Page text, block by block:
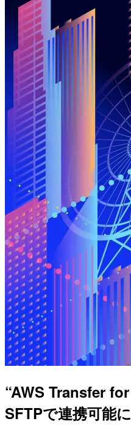
“AWS Transfer
SFTPで連携可能